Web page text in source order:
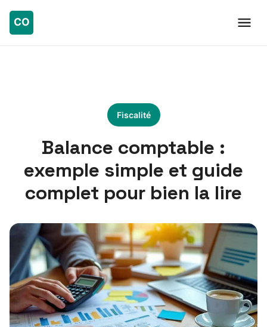
Fiscalité
Balance comptable :
exemple simple et guide
complet pour bien la lire